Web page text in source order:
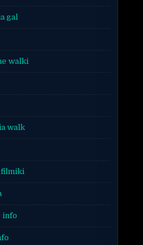
gal
walki
walk
filmiki
info